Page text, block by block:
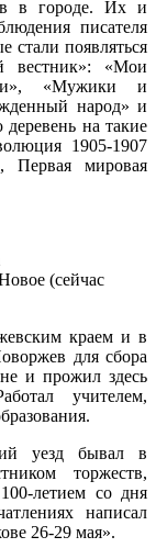
в городе. Их и
писателя
стали появляться
вестник»: «Мои
«Мужики и
народ» и
на такие
1905-1907
Первая мировая
(сейчас
краем и в
для сбора
и прожил здесь
учителем,
уезд бывал в
торжеств,
летием со дня
написал
26-29 мая».